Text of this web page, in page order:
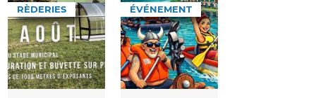
RÈDERIES ÉVÉNEMENT